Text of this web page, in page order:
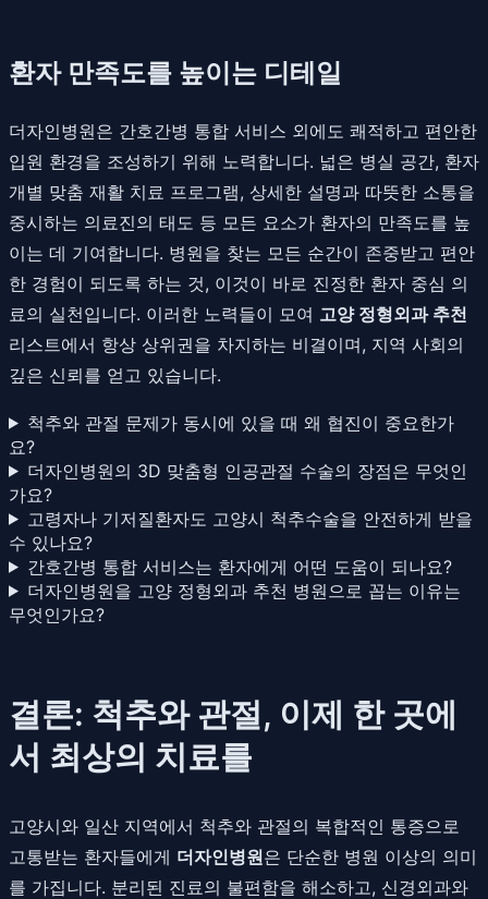
환자 만족도를 높이는 디테일
더자인병원은 간호간병 통합 서비스 외에도 쾌적하고 편안한
입원 환경을 조성하기 위해 노력합니다. 넓은 병실 공간, 환자
개별 맞춤 재활 치료 프로그램, 상세한 설명과 따뜻한 소통을
중시하는 의료진의 태도 등 모든 요소가 환자의 만족도를 높
이는 데 기여합니다. 병원을 찾는 모든 순간이 존중받고 편안
한 경험이 되도록 하는 것, 이것이 바로 진정한 환자 중심 의
료의 실천입니다. 이러한 노력들이 모여 고양 정형외과 추천
리스트에서 항상 상위권을 차지하는 비결이며, 지역 사회의
깊은 신뢰를 얻고 있습니다.
척추와 관절 문제가 동시에 있을 때 왜 협진이 중요한가
요?
더자인병원의 3D 맞춤형 인공관절 수술의 장점은 무엇인
가요?
고령자나 기저질환자도 고양시 척추수술을 안전하게 받을
수 있나요?
간호간병 통합 서비스는 환자에게 어떤 도움이 되나요?
더자인병원을 고양 정형외과 추천 병원으로 꼽는 이유는
무엇인가요?
결론: 척추와 관절, 이제 한 곳에
서 최상의 치료를
고양시와 일산 지역에서 척추와 관절의 복합적인 통증으로
고통받는 환자들에게 더자인병원은 단순한 병원 이상의 의미
를 가집니다. 분리된 진료의 불편함을 해소하고, 신경외과와